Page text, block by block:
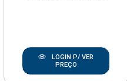
LOGIN P/ VER
PREÇO